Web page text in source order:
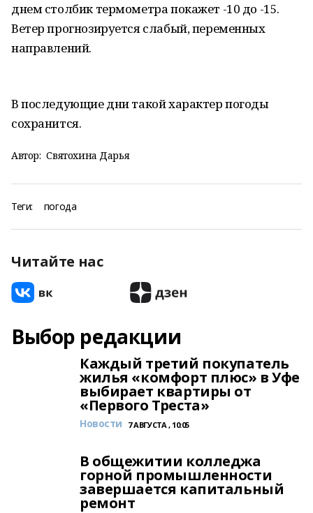
днем столбик термометра покажет -10 до -15.
Ветер прогнозируется слабый, переменных
направлений.
В последующие дни такой характер погоды
сохранится.
Автор: Святохина Дарья
Теги: погода
Читайте нас
Выбор редакции
Каждый третий покупатель
жилья «комфорт плюс» в Уфе
выбирает квартиры от
«Первого Треста»
Новости 7 АВГУСТА , 10:05
В общежитии колледжа
горной промышленности
завершается капитальный
ремонт